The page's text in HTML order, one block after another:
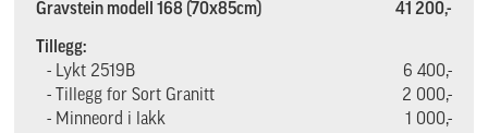
Gravstein modell 168 (70x85cm) 41 200,-
Tillegg:
- Lykt 2519B
6 400,-
- Tillegg for Sort Granitt
2 000,-
- Minneord i lakk
1 000,-